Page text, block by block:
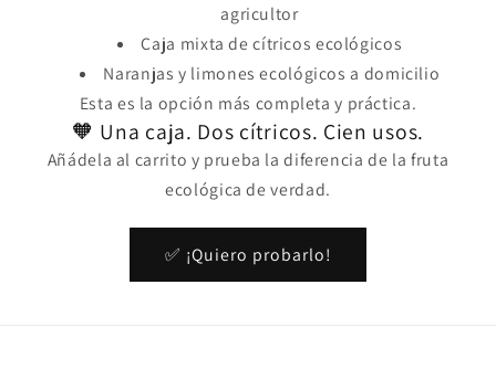
agricultor
Caja mixta de cítricos ecológicos
Naranjas y limones ecológicos a domicilio
Esta es la opción más completa y práctica.
🧡 Una caja. Dos cítricos. Cien usos.
Añádela al carrito y prueba la diferencia de la fruta
ecológica de verdad.
✅ ¡Quiero probarlo!